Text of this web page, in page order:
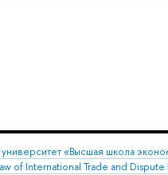
«Высшая школа
of International Trade and Dispute